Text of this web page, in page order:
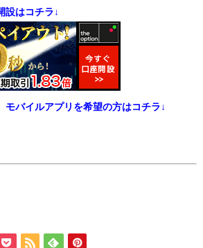
設はコチラ↓
モバイルアプリを希望の方はコチラ↓